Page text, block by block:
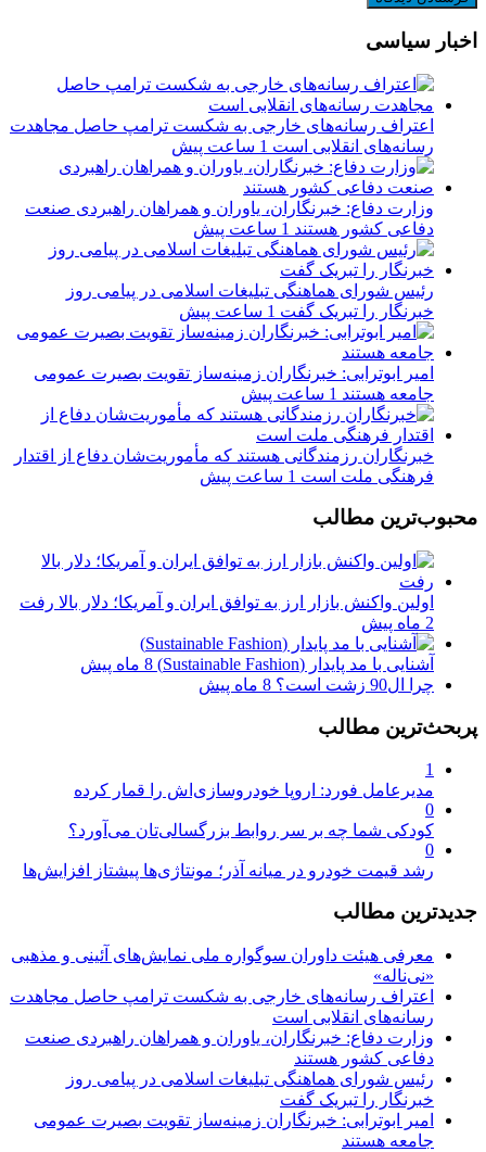
اخبار سیاسی
اعتراف رسانه‌های خارجی به شکست ترامپ حاصل مجاهدت
رسانه‌های انقلابی است 1 ساعت پیش
وزارت دفاع: خبرنگاران، یاوران و همراهان راهبردی صنعت
دفاعی کشور هستند 1 ساعت پیش
رئیس شورای هماهنگی تبلیغات اسلامی در پیامی روز
خبرنگار را تبریک گفت 1 ساعت پیش
امیر ابوترابی: خبرنگاران زمینه‌ساز تقویت بصیرت عمومی
جامعه هستند 1 ساعت پیش
خبرنگاران رزمندگانی هستند که مأموریت‌شان دفاع از اقتدار
فرهنگی ملت است 1 ساعت پیش
محبوب‌ترین مطالب
اولین واکنش بازار ارز به توافق ایران و آمریکا؛ دلار بالا رفت
2 ماه پیش
آشنایی با مد پایدار (Sustainable Fashion)
8 ماه پیش
چرا ال90 زشت است؟
8 ماه پیش
پربحث‌ترین مطالب
1
مدیرعامل فورد: اروپا خودروسازی‌اش را قمار کرده
0
کودکی شما چه بر سر روابط بزرگسالی‌تان می‌آورد؟
0
رشد قیمت خودرو در میانه آذر؛ مونتاژی‌ها پیشتاز افزایش‌ها
جدیدترین مطالب
معرفی هیئت داوران سوگواره ملی نمایش‌های آئینی و مذهبی
«نی‌ناله»
اعتراف رسانه‌های خارجی به شکست ترامپ حاصل مجاهدت
رسانه‌های انقلابی است
وزارت دفاع: خبرنگاران، یاوران و همراهان راهبردی صنعت
دفاعی کشور هستند
رئیس شورای هماهنگی تبلیغات اسلامی در پیامی روز
خبرنگار را تبریک گفت
امیر ابوترابی: خبرنگاران زمینه‌ساز تقویت بصیرت عمومی
جامعه هستند